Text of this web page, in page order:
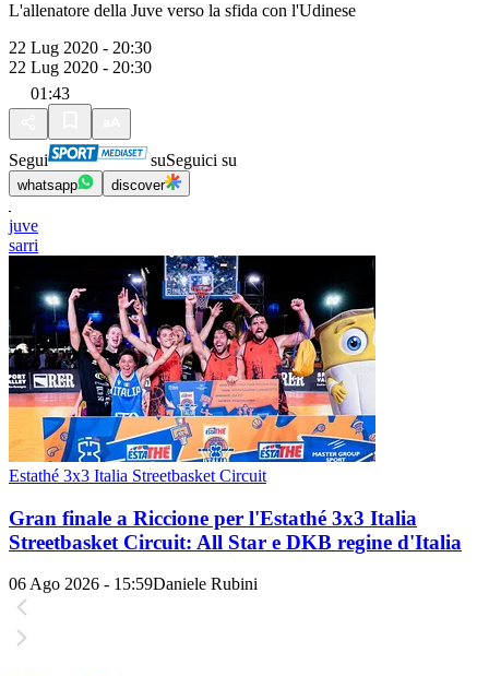
L'allenatore della Juve verso la sfida con l'Udinese
22 Lug 2020 - 20:30
22 Lug 2020 - 20:30
01:43
Segui suSeguici su
whatsapp discover
juve
sarri
Estathé 3x3 Italia Streetbasket Circuit
Gran finale a Riccione per l'Estathé 3x3 Italia
Streetbasket Circuit: All Star e DKB regine d'Italia
06 Ago 2026 - 15:59Daniele Rubini